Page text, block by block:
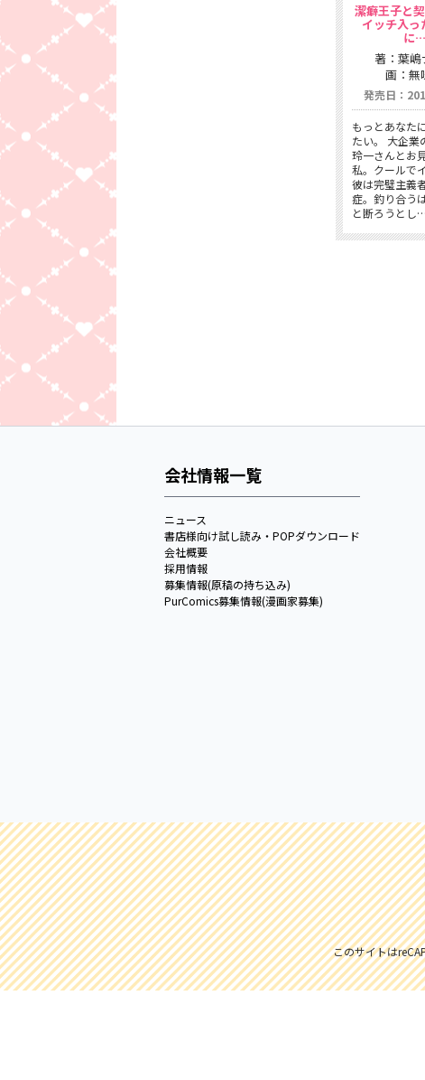
潔癖王子と
イッチ入っ
に…
著：葉嶋
画：無
発売日：
もっとあなた
たい。 大企業
玲一さんとお
私。クールで
彼は完璧主義
症。釣り合う
と断ろうとし…
会社情報一覧
ニュース
書店様向け試し読み・POPダウンロード
会社概要
採用情報
募集情報(原稿の持ち込み)
PurComics募集情報(漫画家募集)
このサイトは